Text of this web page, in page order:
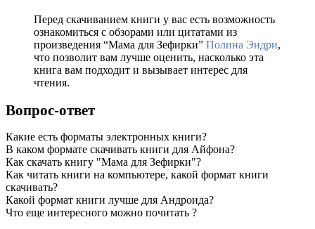
Перед скачиванием книги у вас есть возможность
ознакомиться с обзорами или цитатами из
произведения “Мама для Зефирки” Полина Эндри,
что позволит вам лучше оценить, насколько эта
книга вам подходит и вызывает интерес для
чтения.
Вопрос-ответ
Какие есть форматы электронных книги?
В каком формате скачивать книги для Айфона?
Как скачать книгу "Мама для Зефирки"?
Как читать книги на компьютере, какой формат книги
скачивать?
Какой формат книги лучше для Андроида?
Что еще интересного можно почитать ?